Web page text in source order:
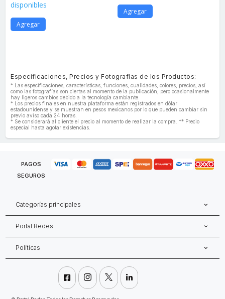
disponibles
Agregar
Agregar
Especificaciones, Precios y Fotografías de los Productos:
* Las especificaciones, características, funciones, cualidades, colores, precios, así
como las fotografías son ciertas al momento de la publicación, pero ocasionalmente
hay ligeros cambios debido a la tecnología cambiante.
* Los precios finales en nuestra plataforma están registrados en dólar
estadounidense y se muestran en pesos mexicanos por lo que pueden cambiar sin
previo aviso cada 24 horas.
* Se considerará al cliente el precio al momento de realizar la compra. ** Precio
especial hasta agotar existencias.
PAGOS
SEGUROS
Categorías principales
Portal Redes
Políticas
   